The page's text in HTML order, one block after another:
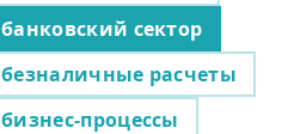
банковский сектор
безналичные расчеты
бизнес-процессы